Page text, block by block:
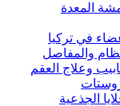
المعدة
في تركيا
والمفاصل
وعلاج العقم
الجذعية